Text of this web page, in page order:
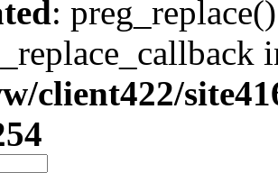
:
client422/